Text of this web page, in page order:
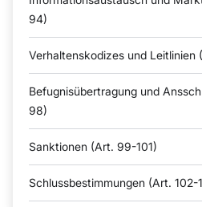
94)
Verhaltenskodizes und Leitlinien
Befugnisübertragung und
98)
Sanktionen (Art. 99-101)
Schlussbestimmungen (Art. 102-